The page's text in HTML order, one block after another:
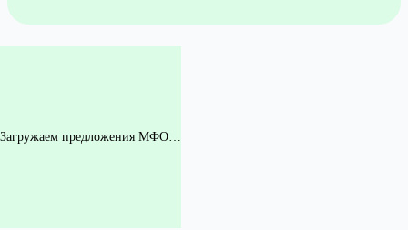
Загружаем предложения МФО…